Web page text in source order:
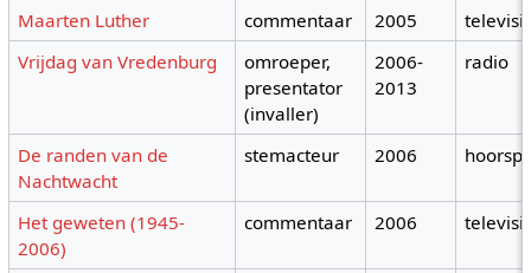
Maarten Luther
commentaar 2005
Vrijdag van Vredenburg
omroeper,
presentator
(invaller)
2006-
2013
radio
De randen van de
Nachtwacht
stemacteur 2006
Het geweten (1945-
2006)
commentaar 2006